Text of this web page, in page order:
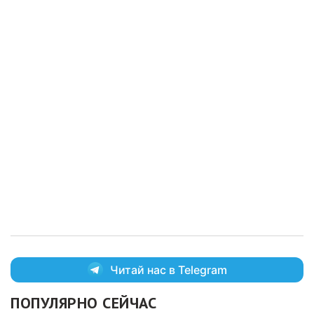
Читай нас в Telegram
ПОПУЛЯРНО СЕЙЧАС